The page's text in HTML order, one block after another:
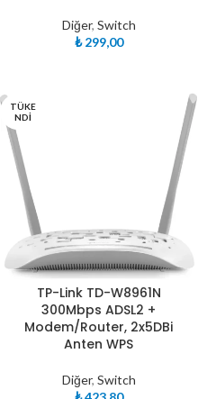
Diğer, Switch
₺299,00
TÜKE
NDI
TP-Link TD-W8961N
300Mbps ADSL2 +
Modem/Router, 2x5DBi
Anten WPS
Diğer, Switch